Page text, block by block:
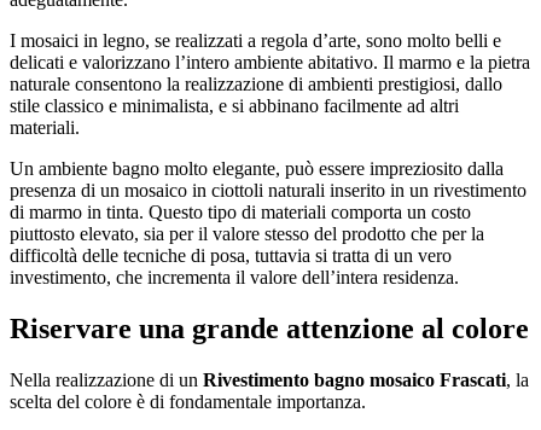
I mosaici in legno, se realizzati a regola d’arte, sono molto belli e
delicati e valorizzano l’intero ambiente abitativo. Il marmo e la pietra
naturale consentono la realizzazione di ambienti prestigiosi, dallo
stile classico e minimalista, e si abbinano facilmente ad altri
materiali.
Un ambiente bagno molto elegante, può essere impreziosito dalla
presenza di un mosaico in ciottoli naturali inserito in un rivestimento
di marmo in tinta. Questo tipo di materiali comporta un costo
piuttosto elevato, sia per il valore stesso del prodotto che per la
difficoltà delle tecniche di posa, tuttavia si tratta di un vero
investimento, che incrementa il valore dell’intera residenza.
Riservare una grande attenzione al colore
Nella realizzazione di un Rivestimento bagno mosaico Frascati, la
scelta del colore è di fondamentale importanza.